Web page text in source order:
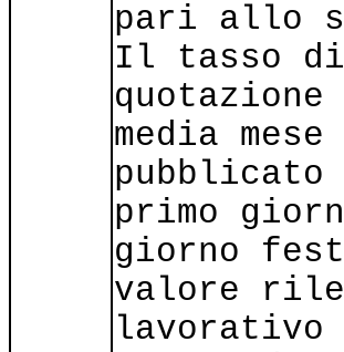
pari allo
Il tasso
media
primo
giorno
valore
lavorativo